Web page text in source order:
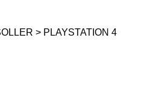
> PLAYSTATION 4